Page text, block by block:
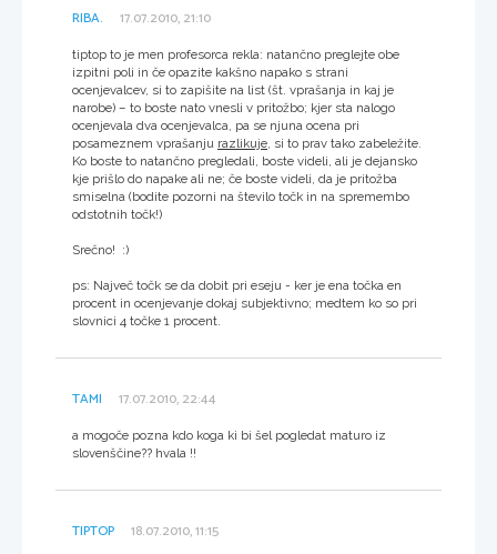
RIBA. 17.07.2010, 21:10
tiptop to je men profesorca rekla: natančno preglejte obe
izpitni poli in če opazite kakšno napako s strani
ocenjevalcev, si to zapišite na list (št. vprašanja in kaj je
narobe) – to boste nato vnesli v pritožbo; kjer sta nalogo
ocenjevala dva ocenjevalca, pa se njuna ocena pri
posameznem vprašanju razlikuje , si to prav tako zabeležite.
Ko boste to natančno pregledali, boste videli, ali je dejansko
kje prišlo do napake ali ne; če boste videli, da je pritožba
smiselna (bodite pozorni na število točk in na spremembo
odstotnih točk!)
Srečno! :)
ps: Največ točk se da dobit pri eseju - ker je ena točka en
procent in ocenjevanje dokaj subjektivno; medtem ko so pri
slovnici 4 točke 1 procent.
TAMI 17.07.2010, 22:44
a mogoče pozna kdo koga ki bi šel pogledat maturo iz
slovenščine?? hvala !!
TIPTOP 18.07.2010, 11:15